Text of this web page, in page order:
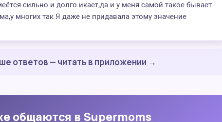
сильно и долго икает,да и у меня самой такое бывает
многих так Я даже не придавала этому значение
ответов — читать в приложении →
общаются в Supermoms